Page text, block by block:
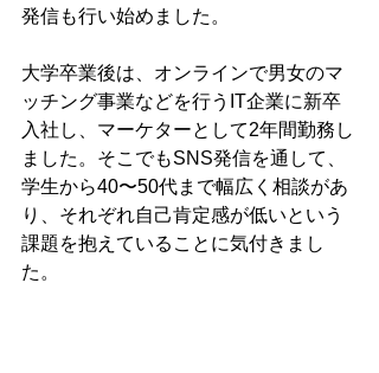
発信も行い始めました。
大学卒業後は、オンラインで男女のマ
ッチング事業などを行うIT企業に新卒
入社し、マーケターとして2年間勤務し
ました。そこでもSNS発信を通して、
学生から40〜50代まで幅広く相談があ
り、それぞれ自己肯定感が低いという
課題を抱えていることに気付きまし
た。